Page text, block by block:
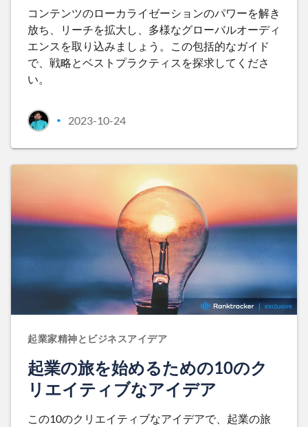
コンテンツのローカライゼーションのパワーを解き
放ち、リーチを拡大し、多様なグローバルオーディ
エンスを取り込みましょう。この包括的なガイド
で、戦略とベストプラクティスを探求してくださ
い。
• 2023-10-24
起業家精神とビジネスアイデア
起業の旅を始めるための10のク
リエイティブなアイデア
この10のクリエイティブなアイデアで、起業の旅